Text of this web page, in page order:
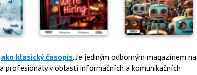
klasický časopis. Je jediným odborným magazínem na
profesionály v oblasti informačních a komunikačních